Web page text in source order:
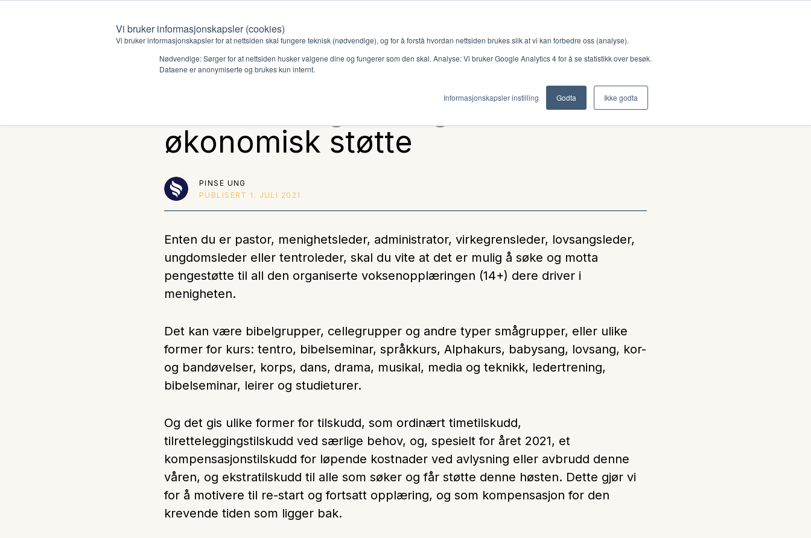
Vi bruker informasjonskapsler (cookies)
Vi bruker informasjonskapsler for at nettsiden skal fungere teknisk (nødvendige), og for å forstå hvordan nettsiden brukes slik at vi kan forbedre oss (analyse).
Nødvendige: Sørger for at nettsiden husker valgene dine og fungerer som den skal. Analyse: Vi bruker Google Analytics 4 for å se statistikk over besøk.
Dataene er anonymiserte og brukes kun internt.
Informasjonskapsler instilling Godta Ikke godta
Kontakt oss Medlemssystem Min konto
Lokallag
Oioioi!
Tweens
Leder
Støtteordninger
Nettbutikk
Hermon
K-stud kan gi menighetene
økonomisk støtte
PINSE UNG
PUBLISERT 1. JULI 2021
Enten du er pastor, menighetsleder, administrator, virkegrensleder, lovsangsleder,
ungdomsleder eller tentroleder, skal du vite at det er mulig å søke og motta
pengestøtte til all den organiserte voksenopplæringen (14+) dere driver i
menigheten.
Det kan være bibelgrupper, cellegrupper og andre typer smågrupper, eller ulike
former for kurs: tentro, bibelseminar, språkkurs, Alphakurs, babysang, lovsang, kor-
og bandøvelser, korps, dans, drama, musikal, media og teknikk, ledertrening,
bibelseminar, leirer og studieturer.
Og det gis ulike former for tilskudd, som ordinært timetilskudd,
tilretteleggingstilskudd ved særlige behov, og, spesielt for året 2021, et
kompensasjonstilskudd for løpende kostnader ved avlysning eller avbrudd denne
våren, og ekstratilskudd til alle som søker og får støtte denne høsten. Dette gjør vi
for å motivere til re-start og fortsatt opplæring, og som kompensasjon for den
krevende tiden som ligger bak.